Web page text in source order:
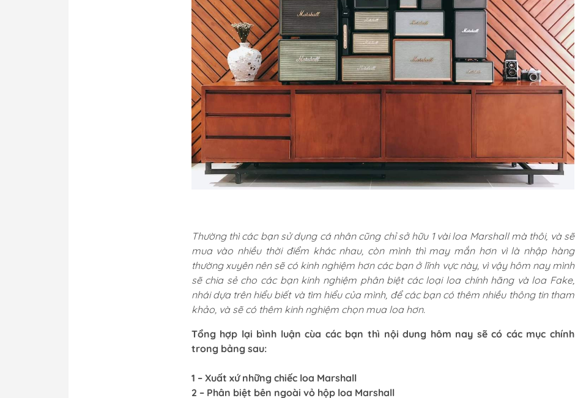
Thường thì các bạn sử dụng cá nhân cũng chỉ sở hữu 1 vài loa Marshall mà thôi, và sẽ
mua vào nhiều thời điểm khác nhau, còn mình thì may mắn hơn vì là nhập hàng
thường xuyên nên sẽ có kinh nghiệm hơn các bạn ở lĩnh vực này, vì vậy hôm nay mình
sẽ chia sẻ cho các bạn kinh nghiệm phân biệt các loại loa chính hãng và loa Fake,
nhái dựa trên hiểu biết và tìm hiểu của mình, để các bạn có thêm nhiều thông tin tham
khảo, và sẽ có thêm kinh nghiệm chọn mua loa hơn.
Tổng hợp lại bình luận cùa các bạn thì nội dung hôm nay sẽ có các mục chính
trong bảng sau:
1 – Xuất xứ những chiếc loa Marshall
2 – Phân biệt bên ngoài vỏ hộp loa Marshall